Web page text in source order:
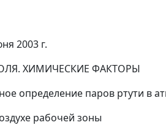
2003 г.
ХИМИЧЕСКИЕ ФАКТОРЫ
определение паров ртути в
рабочей зоны